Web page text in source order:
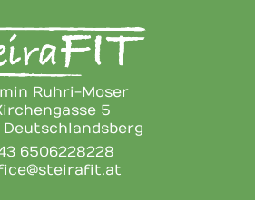
Ruhri-Moser
5
Deutschlandsberg
6506228228